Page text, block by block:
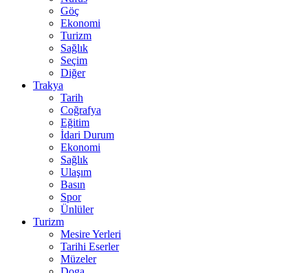
Göç
Ekonomi
Turizm
Sağlık
Seçim
Diğer
Trakya
Tarih
Coğrafya
Eğitim
İdari Durum
Ekonomi
Sağlık
Ulaşım
Basın
Spor
Ünlüler
Turizm
Mesire Yerleri
Tarihi Eserler
Müzeler